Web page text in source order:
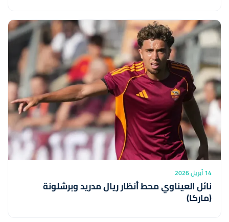
14 أبريل 2026
نائل العيناوي محط أنظار ريال مدريد وبرشلونة
(ماركا)